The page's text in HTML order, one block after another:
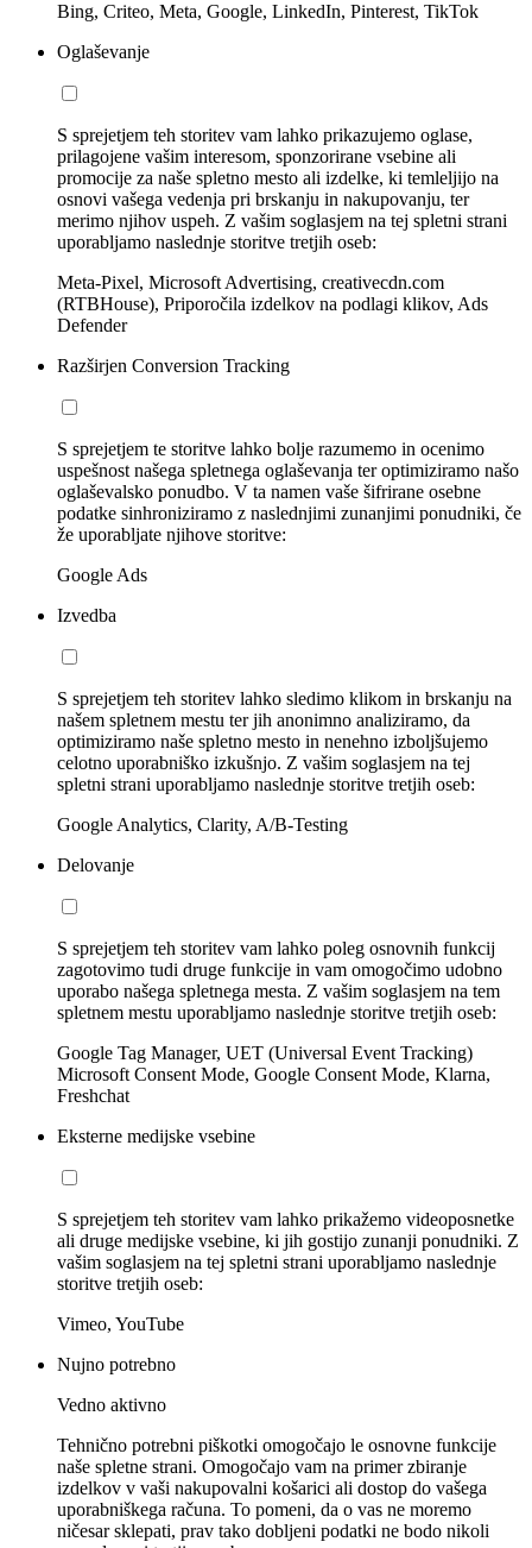
Bing, Criteo, Meta, Google, LinkedIn, Pinterest, TikTok
Oglaševanje
S sprejetjem teh storitev vam lahko prikazujemo oglase,
prilagojene vašim interesom, sponzorirane vsebine ali
promocije za naše spletno mesto ali izdelke, ki temleljijo na
osnovi vašega vedenja pri brskanju in nakupovanju, ter
merimo njihov uspeh. Z vašim soglasjem na tej spletni strani
uporabljamo naslednje storitve tretjih oseb:
Meta-Pixel, Microsoft Advertising, creativecdn.com
(RTBHouse), Priporočila izdelkov na podlagi klikov, Ads
Defender
Razširjen Conversion Tracking
S sprejetjem te storitve lahko bolje razumemo in ocenimo
uspešnost našega spletnega oglaševanja ter optimiziramo našo
oglaševalsko ponudbo. V ta namen vaše šifrirane osebne
podatke sinhroniziramo z naslednjimi zunanjimi ponudniki, če
že uporabljate njihove storitve:
Google Ads
Izvedba
S sprejetjem teh storitev lahko sledimo klikom in brskanju na
našem spletnem mestu ter jih anonimno analiziramo, da
optimiziramo naše spletno mesto in nenehno izboljšujemo
celotno uporabniško izkušnjo. Z vašim soglasjem na tej
spletni strani uporabljamo naslednje storitve tretjih oseb:
Google Analytics, Clarity, A/B-Testing
Delovanje
S sprejetjem teh storitev vam lahko poleg osnovnih funkcij
zagotovimo tudi druge funkcije in vam omogočimo udobno
uporabo našega spletnega mesta. Z vašim soglasjem na tem
spletnem mestu uporabljamo naslednje storitve tretjih oseb:
Google Tag Manager, UET (Universal Event Tracking)
Microsoft Consent Mode, Google Consent Mode, Klarna,
Freshchat
Eksterne medijske vsebine
S sprejetjem teh storitev vam lahko prikažemo videoposnetke
ali druge medijske vsebine, ki jih gostijo zunanji ponudniki. Z
vašim soglasjem na tej spletni strani uporabljamo naslednje
storitve tretjih oseb:
Vimeo, YouTube
Nujno potrebno
Vedno aktivno
Tehnično potrebni piškotki omogočajo le osnovne funkcije
naše spletne strani. Omogočajo vam na primer zbiranje
izdelkov v vaši nakupovalni košarici ali dostop do vašega
uporabniškega računa. To pomeni, da o vas ne moremo
ničesar sklepati, prav tako dobljeni podatki ne bodo nikoli